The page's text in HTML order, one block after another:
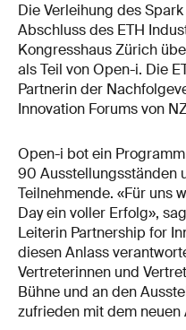
Die Verleihung des
Abschluss des ETH
Kongresshaus Zürich
als Teil von Open-i. Die
Partnerin der
Innovation Forums von
Open-i bot ein
90 Ausstellungsständen
Teilnehmende. «Für uns
Day ein voller Erfolg»,
Leiterin Partnership for
diesen Anlass
Vertreterinnen und
Bühne und an den
zufrieden mit dem